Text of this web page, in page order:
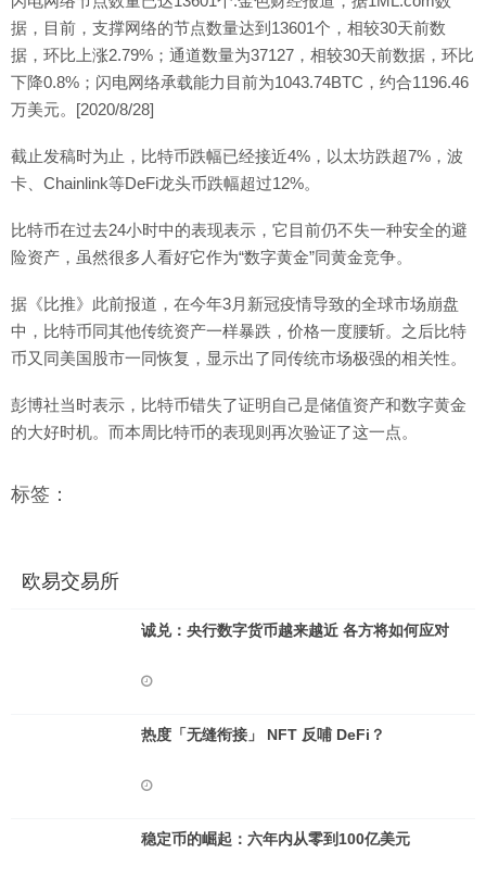
据，目前，支撑网络的节点数量达到13601个，相较30天前数
据，环比上涨2.79%；通道数量为37127，相较30天前数据，环比
下降0.8%；闪电网络承载能力目前为1043.74BTC，约合1196.46
万美元。[2020/8/28]
截止发稿时为止，比特币跌幅已经接近4%，以太坊跌超7%，波
卡、Chainlink等DeFi龙头币跌幅超过12%。
比特币在过去24小时中的表现表示，它目前仍不失一种安全的避
险资产，虽然很多人看好它作为“数字黄金”同黄金竞争。
据《比推》此前报道，在今年3月新冠疫情导致的全球市场崩盘
中，比特币同其他传统资产一样暴跌，价格一度腰斩。之后比特
币又同美国股市一同恢复，显示出了同传统市场极强的相关性。
彭博社当时表示，比特币错失了证明自己是储值资产和数字黄金
的大好时机。而本周比特币的表现则再次验证了这一点。
标签：
欧易交易所
诚兑：央行数字货币越来越近 各方将如何应对
热度「无缝衔接」 NFT 反哺 DeFi？
稳定币的崛起：六年内从零到100亿美元